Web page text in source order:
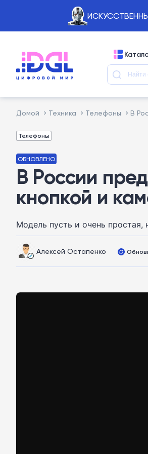
Домой Техника Телефоны В
Телефоны
ОБНОВЛЕНО
В России
кнопкой и
Модель пусть и очень
Алексей Остапенко